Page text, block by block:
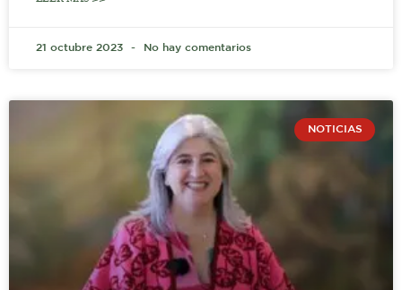
21 octubre 2023 No hay comentarios
NOTICIAS